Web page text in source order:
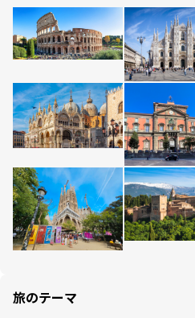
旅のテーマ